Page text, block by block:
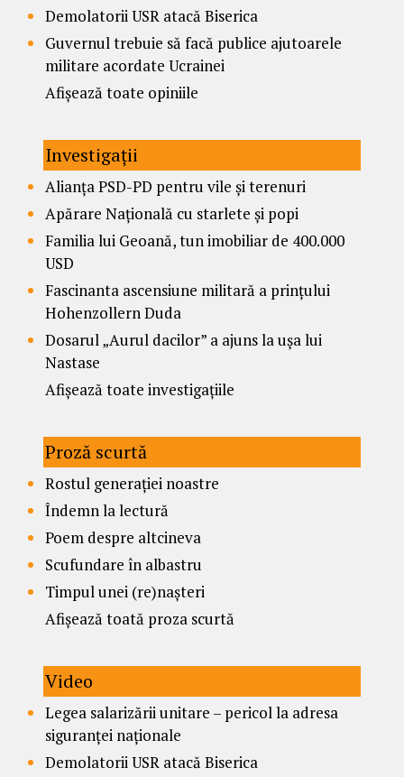
Demolatorii USR atacă Biserica
Guvernul trebuie să facă publice ajutoarele
militare acordate Ucrainei
Afișează toate opiniile
Investigații
Alianța PSD-PD pentru vile și terenuri
Apărare Națională cu starlete și popi
Familia lui Geoană, tun imobiliar de 400.000
USD
Fascinanta ascensiune militară a prințului
Hohenzollern Duda
Dosarul „Aurul dacilor” a ajuns la ușa lui
Nastase
Afișează toate investigațiile
Proză scurtă
Rostul generației noastre
Îndemn la lectură
Poem despre altcineva
Scufundare în albastru
Timpul unei (re)nașteri
Afișează toată proza scurtă
Video
Legea salarizării unitare – pericol la adresa
siguranței naționale
Demolatorii USR atacă Biserica